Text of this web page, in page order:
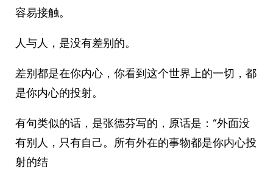
容易接触。
人与人，是没有差别的。
差别都是在你内心，你看到这个世界上的一切，都
是你内心的投射。
有句类似的话，是张德芬写的，原话是：“外面没
有别人，只有自己。所有外在的事物都是你内心投
射的结